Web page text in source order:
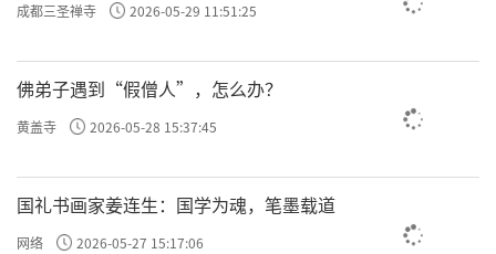
成都三圣禅寺 2026-05-29 11:51:25
佛弟子遇到“假僧人”，怎么办？
黄盖寺 2026-05-28 15:37:45
国礼书画家姜连生：国学为魂，笔墨载道
网络 2026-05-27 15:17:06